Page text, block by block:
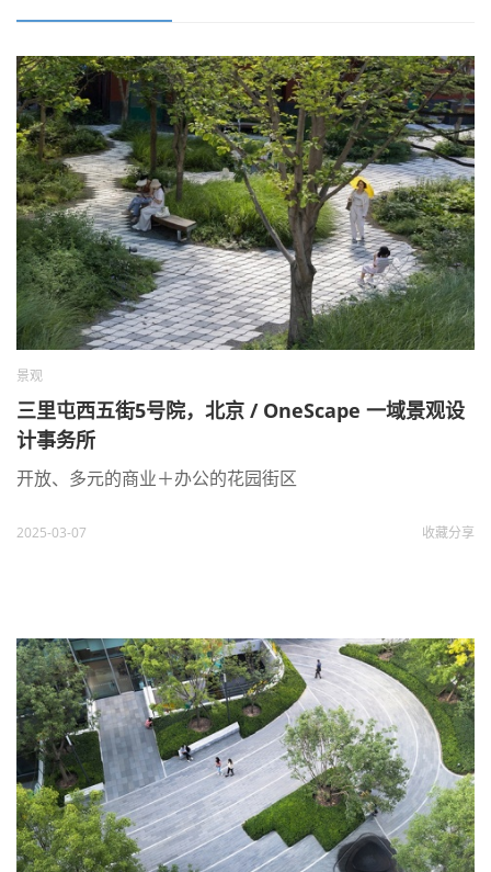
景观
三里屯西五街5号院，北京 / OneScape 一域景观设
计事务所
开放、多元的商业＋办公的花园街区
2025-03-07 收藏分享